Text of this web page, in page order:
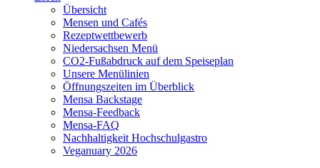
Übersicht
Mensen und Cafés
Rezeptwettbewerb
Niedersachsen Menü
CO2-Fußabdruck auf dem Speiseplan
Unsere Menülinien
Öffnungszeiten im Überblick
Mensa Backstage
Mensa-Feedback
Mensa-FAQ
Nachhaltigkeit Hochschulgastro
Veganuary 2026